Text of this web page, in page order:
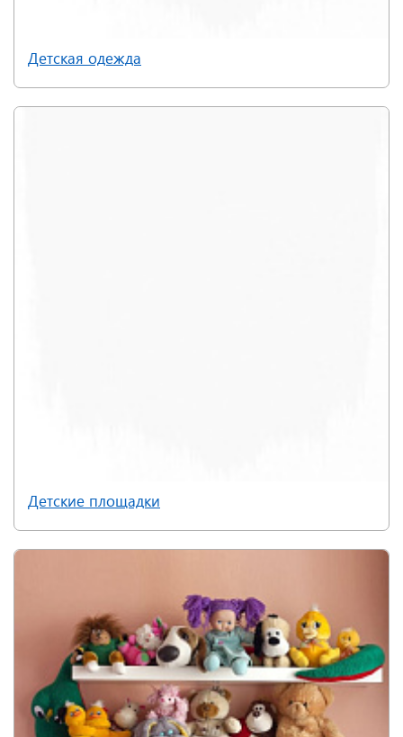
Детская одежда
Детские площадки